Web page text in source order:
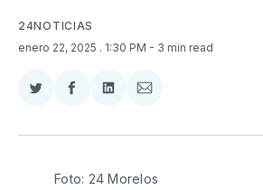
24NOTICIAS
enero 22, 2025 . 1:30 PM - 3 min read
Compartir
Twitter
Compartir
Facebook
Compartir
LinkedIn
Compartir
Email
Foto: 24 Morelos